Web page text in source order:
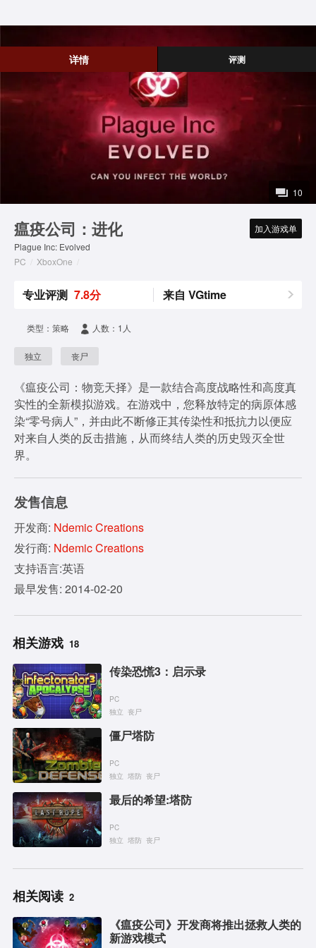
详情 评测
10
瘟疫公司：进化
Plague Inc: Evolved
PC
XboxOne
加入游戏单
专业评测 7.8分 来自 VGtime
类型：策略 人数：1人
独立 丧尸
《瘟疫公司：物竞天择》是一款结合高度战略性和高度真
实性的全新模拟游戏。在游戏中，您释放特定的病原体感
染“零号病人”，并由此不断修正其传染性和抵抗力以便应
对来自人类的反击措施，从而终结人类的历史毁灭全世
界。
发售信息
开发商: Ndemic Creations
发行商: Ndemic Creations
支持语言:英语
最早发售: 2014-02-20
相关游戏 18
传染恐慌3：启示录
PC
独立 丧尸
僵尸塔防
PC
独立 塔防 丧尸
最后的希望:塔防
PC
独立 塔防 丧尸
相关阅读 2
《瘟疫公司》开发商将推出拯救人类的
新游戏模式